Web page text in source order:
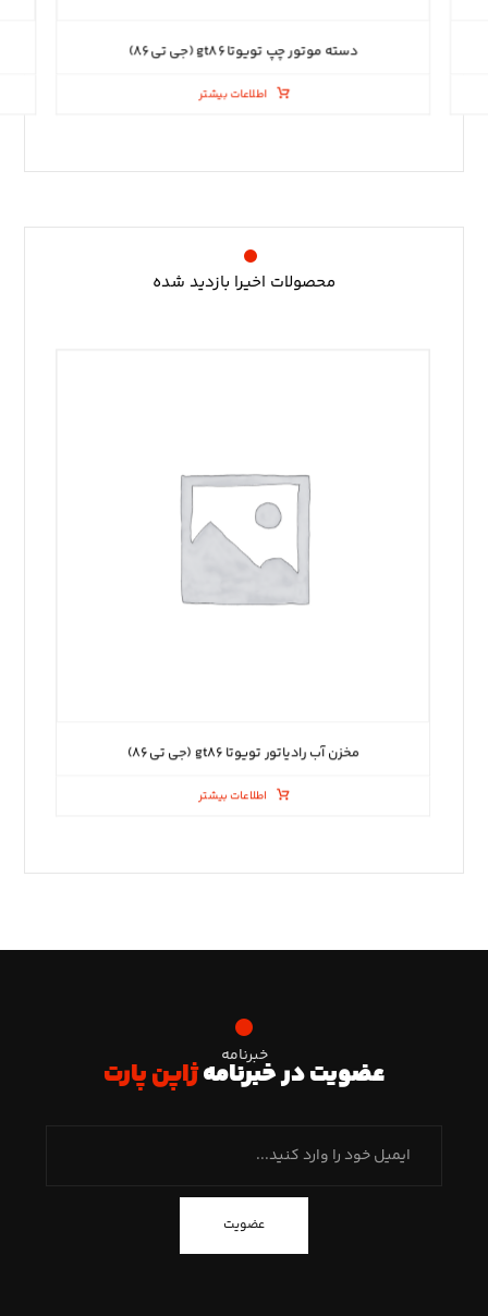
دسته موتور چپ تویوتا gt۸۶ (جی تی ۸۶)
اطلاعات بیشتر
محصولات اخیرا بازدید شده
مخزن آب رادیاتور تویوتا gt۸۶ (جی تی ۸۶)
اطلاعات بیشتر
خبرنامه
عضویت در خبرنامهژاپن پارت
عضویت